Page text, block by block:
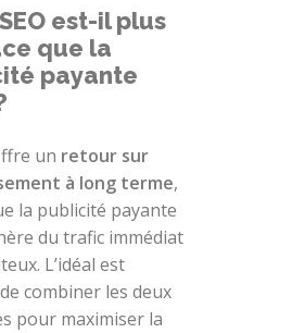
est-il plus
que la
payante
un retour sur
à long terme,
la publicité payante
du trafic immédiat
L’idéal est
combiner les deux
pour maximiser la